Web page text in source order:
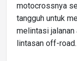
motocrossnya
tangguh untuk
melintasi
lintasan off-road.